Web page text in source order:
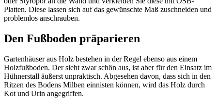
Platten. Diese lassen sich auf das gewünschte Maß zuschneiden und
problemlos anschrauben.
Den Fußboden präparieren
Gartenhäuser aus Holz bestehen in der Regel ebenso aus einem
Holzfußboden. Der sieht zwar schön aus, ist aber für den Einsatz im
Hühnerstall äußerst unpraktisch. Abgesehen davon, dass sich in den
Ritzen des Bodens Milben einnisten können, wird das Holz durch
Kot und Urin angegriffen.